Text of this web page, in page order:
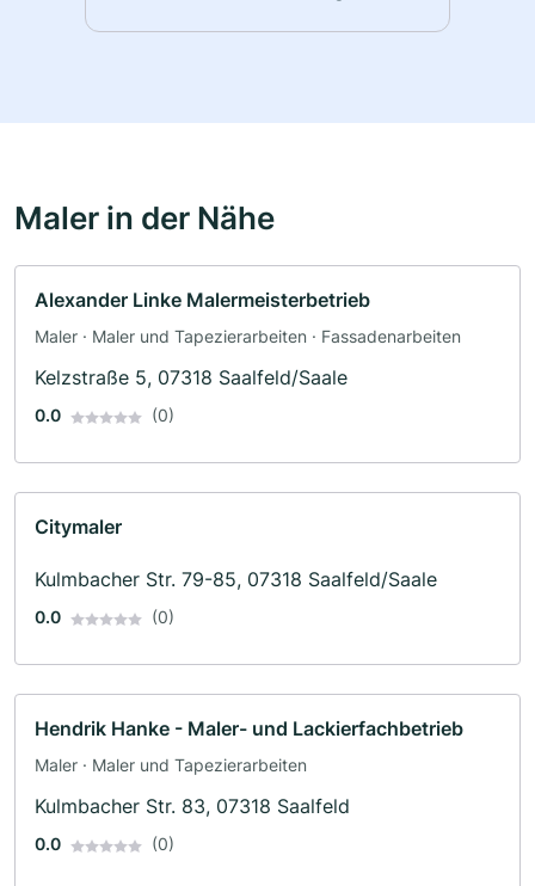
Maler in der Nähe
Alexander Linke Malermeisterbetrieb
Maler · Maler und Tapezierarbeiten · Fassadenarbeiten
Kelzstraße 5, 07318 Saalfeld/Saale
0.0 (0)
Citymaler
Kulmbacher Str. 79-85, 07318 Saalfeld/Saale
0.0 (0)
Hendrik Hanke - Maler- und Lackierfachbetrieb
Maler · Maler und Tapezierarbeiten
Kulmbacher Str. 83, 07318 Saalfeld
0.0 (0)